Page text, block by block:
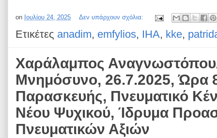
on Ιουλίου 24, 2025 Δεν υπάρχουν σχόλια:
Ετικέτες anadim, emfylios, IHA, kke,
Χαράλαμπος
Μνημόσυνο, 26.7.2025, Ώρα
Παρασκευής, Πνευματικό
Νέου Ψυχικού, Ίδρυμα
Πνευματικών Αξιών